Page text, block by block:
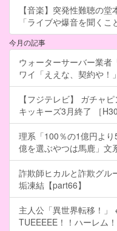
【音楽】突発性難聴の
「ライブや爆音を聞くこ
今月の記事
ウォーターサーバー業者
ワイ「ええな、契約や！」
【フジテレビ】 ガチャ
キッキーズ3月終了 ［
理系「100％の1億円よ
億を選ぶやつは馬鹿」文
詐欺師ヒカルと詐欺グル
垢凍結【part66】
主人公「異世界転移！
TUEEEEE！！ハーレム